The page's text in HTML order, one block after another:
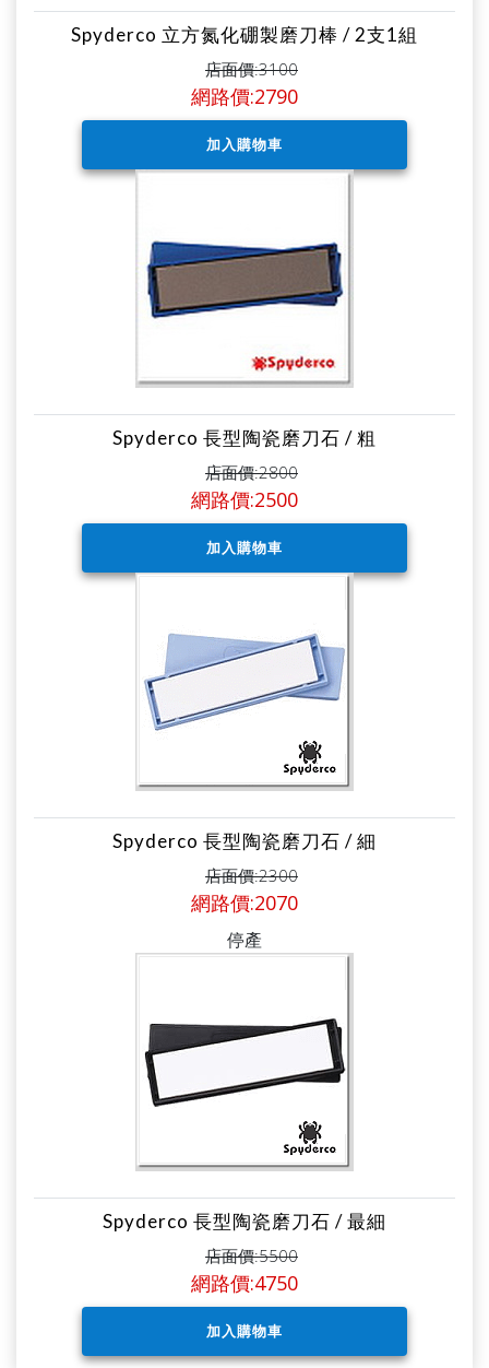
Spyderco 立方氮化硼製磨刀棒 / 2支1組
店面價:3100
網路價:2790
Spyderco 長型陶瓷磨刀石 / 粗
店面價:2800
網路價:2500
Spyderco 長型陶瓷磨刀石 / 細
店面價:2300
網路價:2070
停產
Spyderco 長型陶瓷磨刀石 / 最細
店面價:5500
網路價:4750